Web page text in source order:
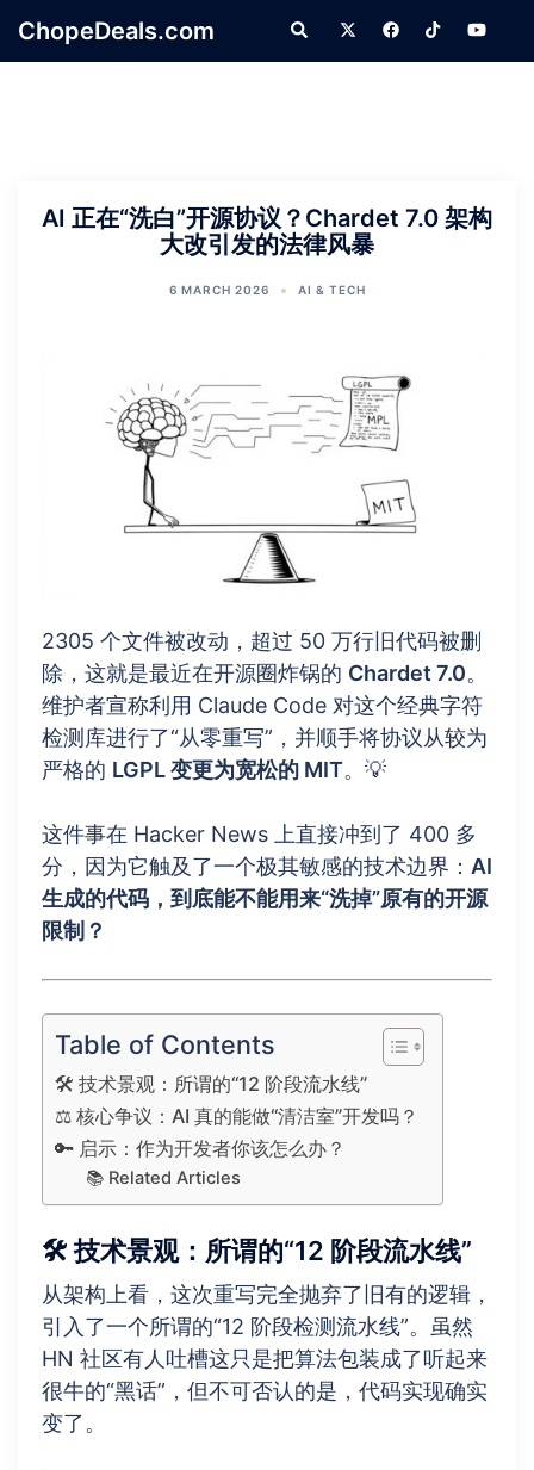
ChopeDeals.com Search
AI 正在“洗白”开源协议？Chardet 7.0 架构
大改引发的法律风暴
6 MARCH 2026 AI & TECH
2305 个文件被改动，超过 50 万行旧代码被删
除，这就是最近在开源圈炸锅的 Chardet 7.0。
维护者宣称利用 Claude Code 对这个经典字符
检测库进行了“从零重写”，并顺手将协议从较为
严格的 LGPL 变更为宽松的 MIT。💡
这件事在 Hacker News 上直接冲到了 400 多
分，因为它触及了一个极其敏感的技术边界： AI
生成的代码，到底能不能用来“洗掉”原有的开源
限制？
Table of Contents
🛠️ 技术景观：所谓的“12 阶段流水线”
⚖️ 核心争议：AI 真的能做“清洁室”开发吗？
🔑 启示：作为开发者你该怎么办？
📚 Related Articles
🛠️ 技术景观：所谓的“12 阶段流水线”
从架构上看，这次重写完全抛弃了旧有的逻辑，
引入了一个所谓的“12 阶段检测流水线”。虽然
HN 社区有人吐槽这只是把算法包装成了听起来
很牛的“黑话”，但不可否认的是，代码实现确实
变了。